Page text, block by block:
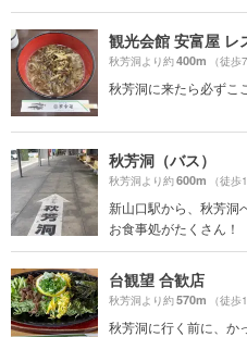
観光会館 安富屋 レ
秋芳洞より約400m （徒歩
秋芳洞に来たら必ずこ
秋芳洞（バス）
秋芳洞より約600m （徒歩
新山口駅から、秋芳洞
お食事処がたくさん！
台観望 合歓店
秋芳洞より約570m （徒歩
秋芳洞に行く前に、か